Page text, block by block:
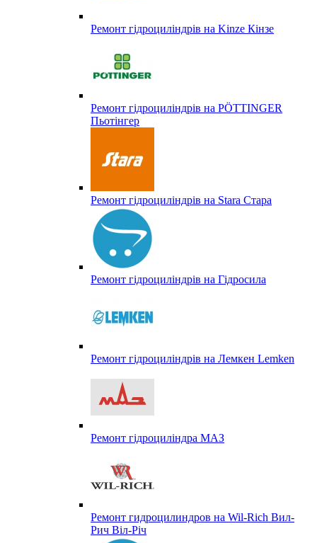
Ремонт гідроциліндрів на Kinze Кінзе
Ремонт гідроциліндрів на PÖTTINGER
Пьотінгер
Ремонт гідроциліндрів на Stara Стара
Ремонт гідроциліндрів на Гідросила
Ремонт гідроциліндрів на Лемкен Lemken
Ремонт гідроциліндра МАЗ
Ремонт гидроцилиндров на Wil-Rich Вил-
Рич Віл-Річ